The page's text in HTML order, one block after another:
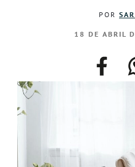
POR
18 DE ABRIL